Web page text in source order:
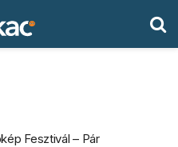
Fesztivál – Pár